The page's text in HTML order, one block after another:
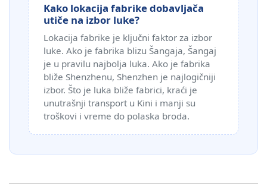
Kako lokacija fabrike dobavljača
utiče na izbor luke?
Lokacija fabrike je ključni faktor za izbor
luke. Ako je fabrika blizu Šangaja, Šangaj
je u pravilu najbolja luka. Ako je fabrika
bliže Shenzhenu, Shenzhen je najlogičniji
izbor. Što je luka bliže fabrici, kraći je
unutrašnji transport u Kini i manji su
troškovi i vreme do polaska broda.